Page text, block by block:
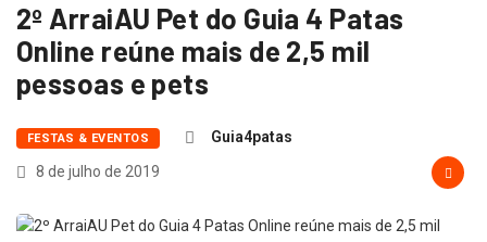
2º ArraiAU Pet do Guia 4 Patas
Online reúne mais de 2,5 mil
pessoas e pets
FESTAS & EVENTOS
Guia4patas
8 de julho de 2019